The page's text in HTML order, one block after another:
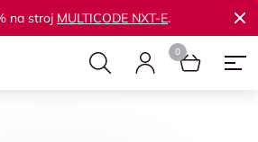
na stroj MULTICODE NXT-E.